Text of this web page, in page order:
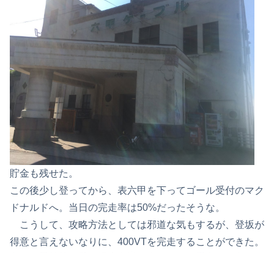
貯金も残せた。
この後少し登ってから、表六甲を下ってゴール受付のマク
ドナルドへ。当日の完走率は50%だったそうな。
こうして、攻略方法としては邪道な気もするが、登坂が
得意と言えないなりに、400VTを完走することができた。